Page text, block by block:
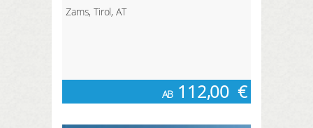
Zams, Tirol, AT
AB 112,00 €